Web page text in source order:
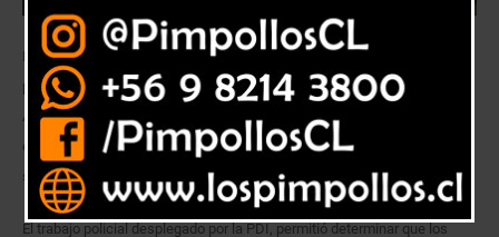
Detectives de la Brigada Antinarcóticos (BRIANCO) La Calera, apoyados
por perros detectores de droga, realizaron un Control Terrestre
Antinarcóticos en la plaza de Peaje de El Melón, lugar en que fueron
detenidas dos personas y se incautaron 9.681 gramos de cannabis
sativa.
El trabajo policial desplegado por la PDI, permitió determinar que los